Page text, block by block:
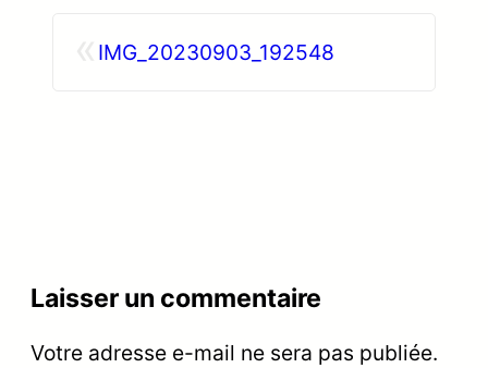
IMG_20230903_192548
Laisser un commentaire
Votre adresse e-mail ne sera pas publiée.